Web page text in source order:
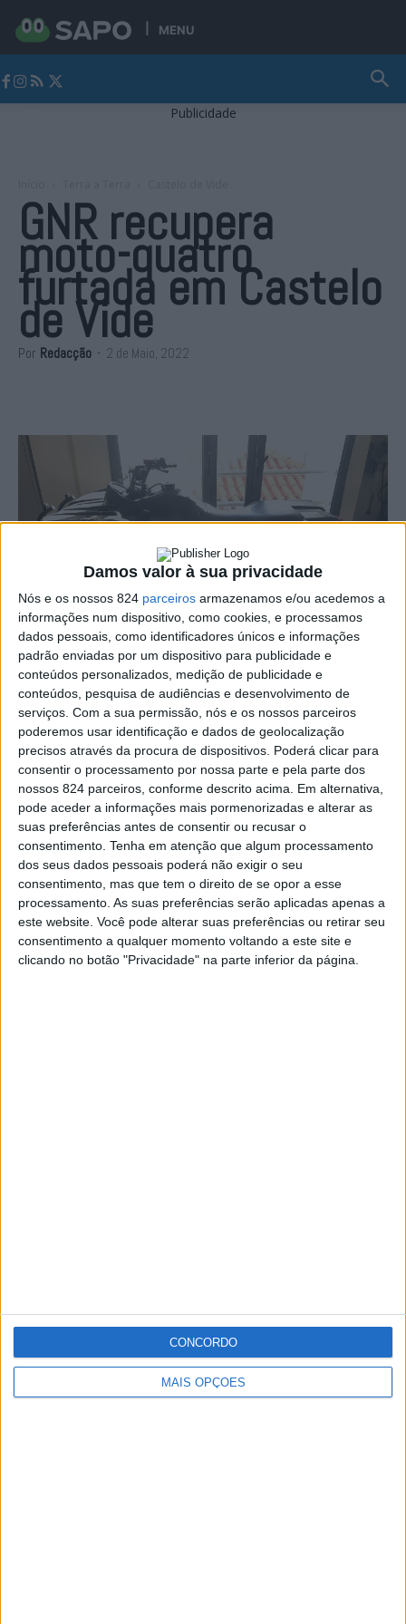
Damos valor à sua privacidade
Nós e os nossos 824 parceiros armazenamos e/ou acedemos a
informações num dispositivo, como cookies, e processamos
dados pessoais, como identificadores únicos e informações
padrão enviadas por um dispositivo para publicidade e
conteúdos personalizados, medição de publicidade e
conteúdos, pesquisa de audiências e desenvolvimento de
serviços. Com a sua permissão, nós e os nossos parceiros
poderemos usar identificação e dados de geolocalização
precisos através da procura de dispositivos. Poderá clicar para
consentir o processamento por nossa parte e pela parte dos
nossos 824 parceiros, conforme descrito acima. Em alternativa,
pode aceder a informações mais pormenorizadas e alterar as
suas preferências antes de consentir ou recusar o
consentimento. Tenha em atenção que algum processamento
dos seus dados pessoais poderá não exigir o seu
consentimento, mas que tem o direito de se opor a esse
processamento. As suas preferências serão aplicadas apenas a
este website. Você pode alterar suas preferências ou retirar seu
consentimento a qualquer momento voltando a este site e
clicando no botão "Privacidade" na parte inferior da página.
MAIS OPÇÕES
CONCORDO
MENU
Publicidade
GNR recupera
moto-quatro
furtada em Castelo
de Vide
Por Redacção - 2 de Maio, 2022
A GNR, através do Posto Territorial de Castelo de Vide,
identificou na sexta-feira, dia 29, um homem de 32 anos
e recuperou uma moto-quatro que havia sido furtada, no
concelho de Castelo de Vide.
No seguimento de uma denúncia de furto de uma moto-
quatro, os militares da Guarda abordaram um homem que
conduzia um veículo com as mesmas características,